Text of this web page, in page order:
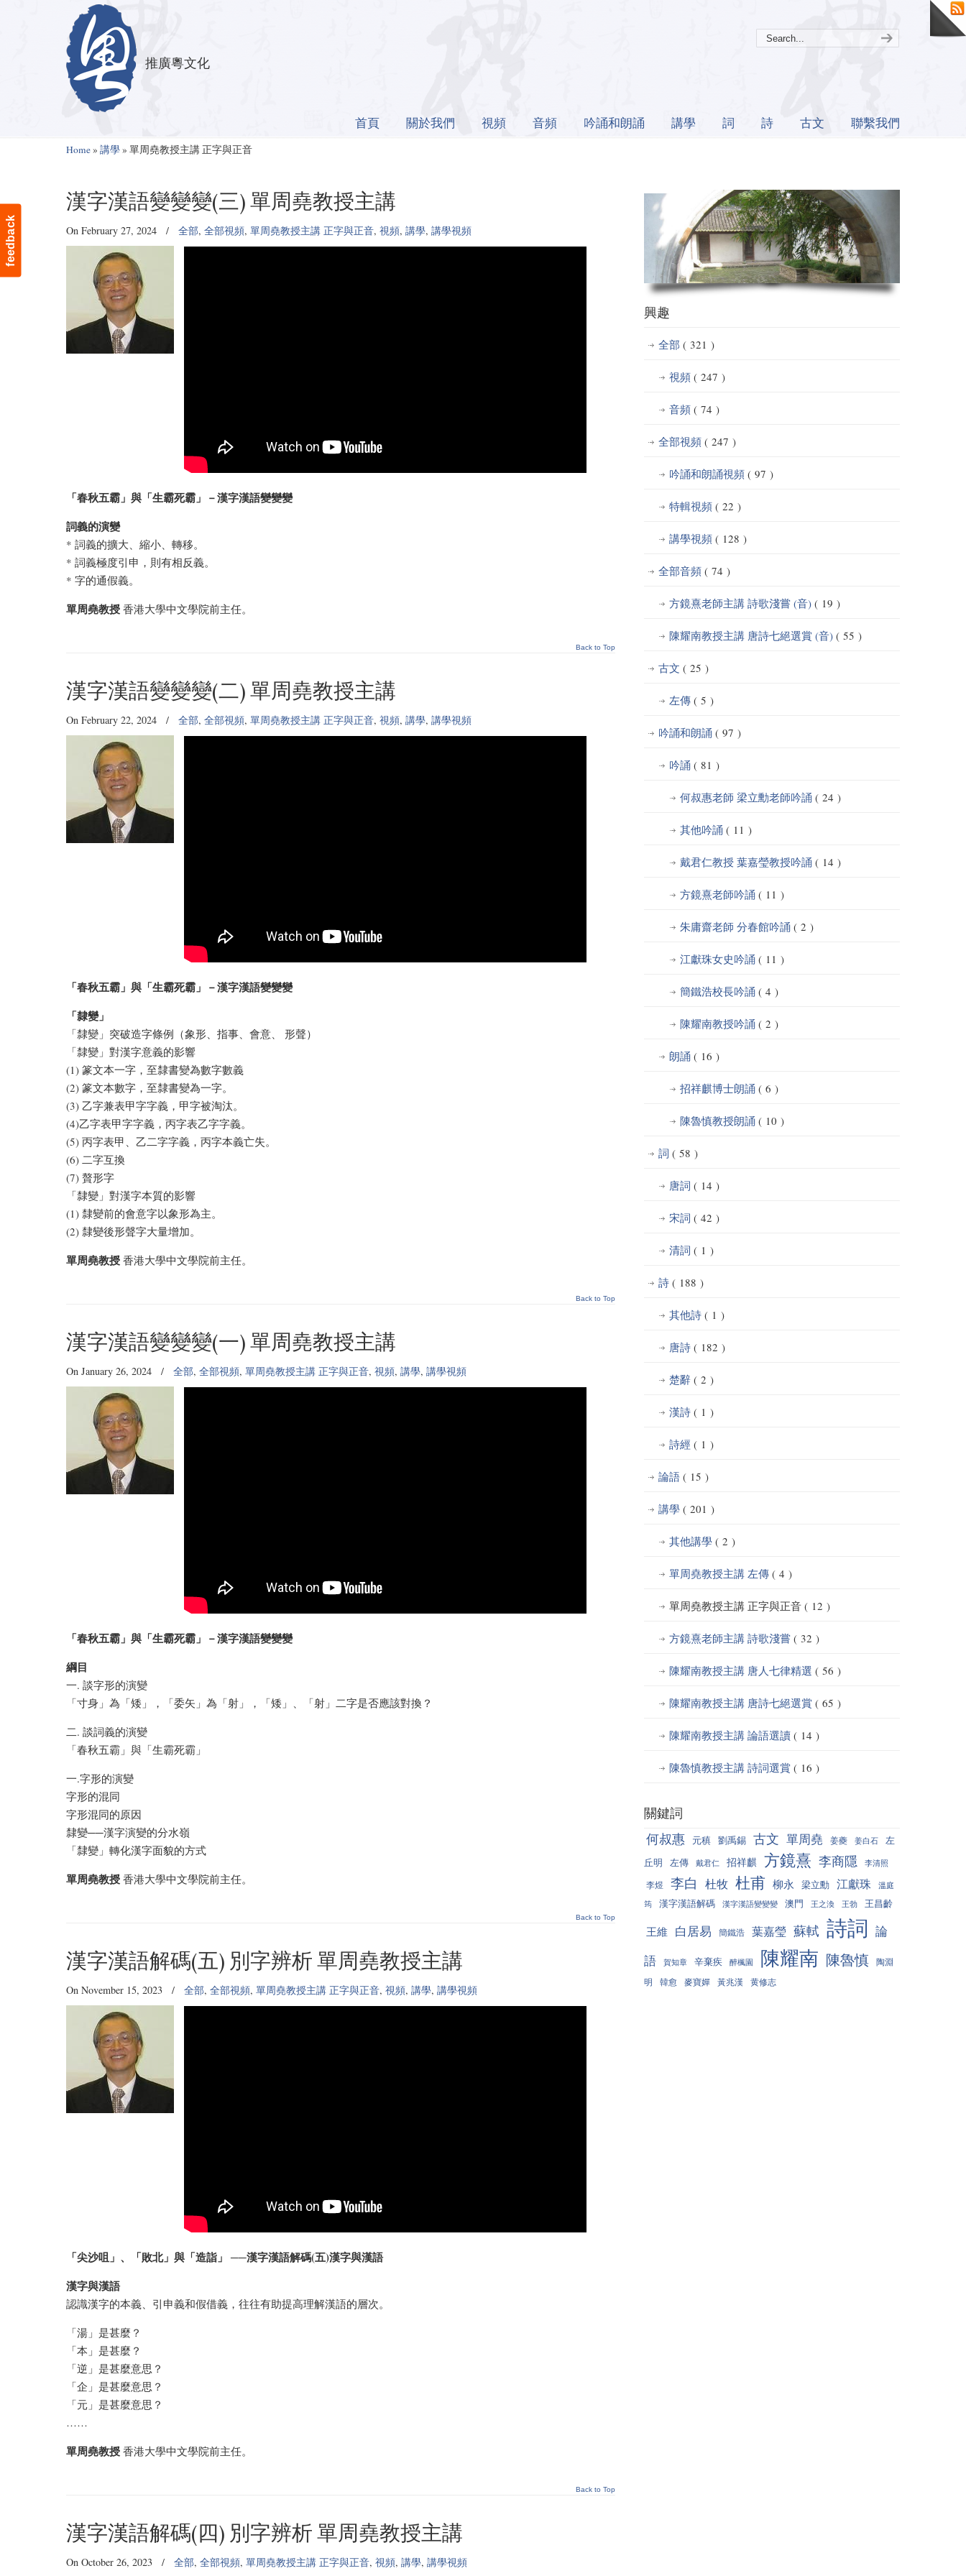
feedback
推廣粵文化
首頁 關於我們 視頻 音頻 吟誦和朗誦 講學 詞 詩 古文 聯繫我們
Navigation
Home» 講學» 單周堯教授主講 正字與正音
漢字漢語變變變(三) 單周堯教授主講
On February 27, 2024 / 全部, 全部視頻, 單周堯教授主講 正字與正音, 視頻, 講學, 講學視頻
「春秋五霸」與「生霸死霸」－漢字漢語變變變
詞義的演變
* 詞義的擴大、縮小、轉移。
* 詞義極度引申，則有相反義。
* 字的通假義。
單周堯教授 香港大學中文學院前主任。
Back to Top
漢字漢語變變變(二) 單周堯教授主講
On February 22, 2024 / 全部, 全部視頻, 單周堯教授主講 正字與正音, 視頻, 講學, 講學視頻
「春秋五霸」與「生霸死霸」－漢字漢語變變變
「隸變」
「隸變」突破造字條例（象形、指事、會意、 形聲）
「隸變」對漢字意義的影響
(1) 篆文本一字，至隸書變為數字數義
(2) 篆文本數字，至隸書變為一字。
(3) 乙字兼表甲字字義，甲字被淘汰。
(4)乙字表甲字字義，丙字表乙字字義。
(5) 丙字表甲、乙二字字義，丙字本義亡失。
(6) 二字互換
(7) 贅形字
「隸變」對漢字本質的影響
(1) 隸變前的會意字以象形為主。
(2) 隸變後形聲字大量增加。
單周堯教授 香港大學中文學院前主任。
Back to Top
漢字漢語變變變(一) 單周堯教授主講
On January 26, 2024 / 全部, 全部視頻, 單周堯教授主講 正字與正音, 視頻, 講學, 講學視頻
「春秋五霸」與「生霸死霸」－漢字漢語變變變
綱目
一. 談字形的演變
「寸身」為「矮」，「委矢」為「射」，「矮」、「射」二字是否應該對換？
二. 談詞義的演變
「春秋五霸」與「生霸死霸」
一.字形的演變
字形的混同
字形混同的原因
隸變──漢字演變的分水嶺
「隸變」轉化漢字面貌的方式
單周堯教授 香港大學中文學院前主任。
Back to Top
漢字漢語解碼(五) 別字辨析 單周堯教授主講
On November 15, 2023 / 全部, 全部視頻, 單周堯教授主講 正字與正音, 視頻, 講學, 講學視頻
「尖沙咀」、「敗北」與「造詣」 ──漢字漢語解碼(五)漢字與漢語
漢字與漢語
認識漢字的本義、引申義和假借義，往往有助提高理解漢語的層次。
「湯」是甚麼？
「本」是甚麼？
「逆」是甚麼意思？
「企」是甚麼意思？
「元」是甚麼意思？
……
單周堯教授 香港大學中文學院前主任。
Back to Top
漢字漢語解碼(四) 別字辨析 單周堯教授主講
On October 26, 2023 / 全部, 全部視頻, 單周堯教授主講 正字與正音, 視頻, 講學, 講學視頻
興趣
全部 ( 321 )
視頻 ( 247 )
音頻 ( 74 )
全部視頻 ( 247 )
吟誦和朗誦視頻 ( 97 )
特輯視頻 ( 22 )
講學視頻 ( 128 )
全部音頻 ( 74 )
方鏡熹老師主講 詩歌淺嘗 (音) ( 19 )
陳耀南教授主講 唐詩七絕選賞 (音) ( 55 )
古文 ( 25 )
左傳 ( 5 )
吟誦和朗誦 ( 97 )
吟誦 ( 81 )
何叔惠老師 梁立勳老師吟誦 ( 24 )
其他吟誦 ( 11 )
戴君仁教授 葉嘉瑩教授吟誦 ( 14 )
方鏡熹老師吟誦 ( 11 )
朱庸齋老師 分春館吟誦 ( 2 )
江獻珠女史吟誦 ( 11 )
簡鐵浩校長吟誦 ( 4 )
陳耀南教授吟誦 ( 2 )
朗誦 ( 16 )
招祥麒博士朗誦 ( 6 )
陳魯慎教授朗誦 ( 10 )
詞 ( 58 )
唐詞 ( 14 )
宋詞 ( 42 )
清詞 ( 1 )
詩 ( 188 )
其他詩 ( 1 )
唐詩 ( 182 )
楚辭 ( 2 )
漢詩 ( 1 )
詩經 ( 1 )
論語 ( 15 )
講學 ( 201 )
其他講學 ( 2 )
單周堯教授主講 左傳 ( 4 )
單周堯教授主講 正字與正音 ( 12 )
方鏡熹老師主講 詩歌淺嘗 ( 32 )
陳耀南教授主講 唐人七律精選 ( 56 )
陳耀南教授主講 唐詩七絕選賞 ( 65 )
陳耀南教授主講 論語選讀 ( 14 )
陳魯慎教授主講 詩詞選賞 ( 16 )
關鍵詞
何叔惠 元稹 劉禹錫 古文 單周堯 姜夔 姜白石
左
丘明
左傳 戴君仁 招祥麒 方鏡熹 李商隱 李清照
李煜 李白 杜牧 杜甫 柳永 梁立勳 江獻珠
溫庭
筠
漢字漢語解碼 漢字漢語變變變 澳門 王之渙 王勃 王昌齡
王維 白居易 簡鐵浩 葉嘉瑩 蘇軾 詩詞 論
語
賀知章 辛棄疾 醉楓園 陳耀南 陳魯慎
陶淵
明
韓愈 麥寶嬋 黃兆漢 黄修志